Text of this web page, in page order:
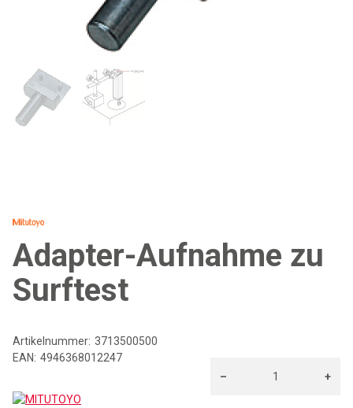
Adapter-Aufnahme zu
Surftest
Artikelnummer: 3713500500
EAN: 4946368012247
– +